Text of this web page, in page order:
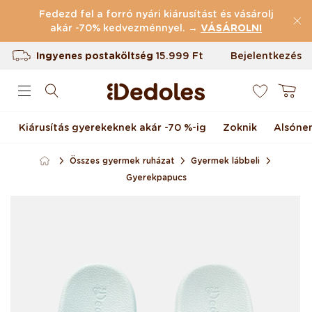
Ugrás a tartalomhoz
Fedezd fel a forró nyári kiárusítást és vásárolj
akár -70% kedvezménnyel. → VÁSÁROLNI
(43.839 Értékelések)
Ingyenes postaköltség 15.999 Ft
Termékvisszaküldés 100 napig
Bejelentkezés
Kosár
Kiárusítás gyerekeknek akár -70 %-ig Zoknik
Összes gyermek ruházat
Gyermek lábbeli
Gyerekpapucs